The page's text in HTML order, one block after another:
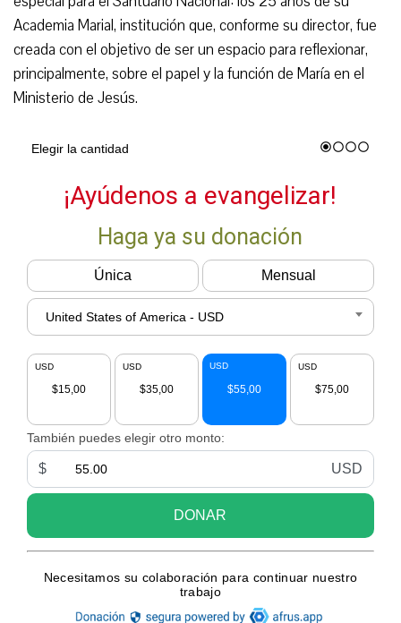
Academia Marial, institución que, conforme su director, fue
creada con el objetivo de ser un espacio para reflexionar,
principalmente, sobre el papel y la función de María en el
Ministerio de Jesús.